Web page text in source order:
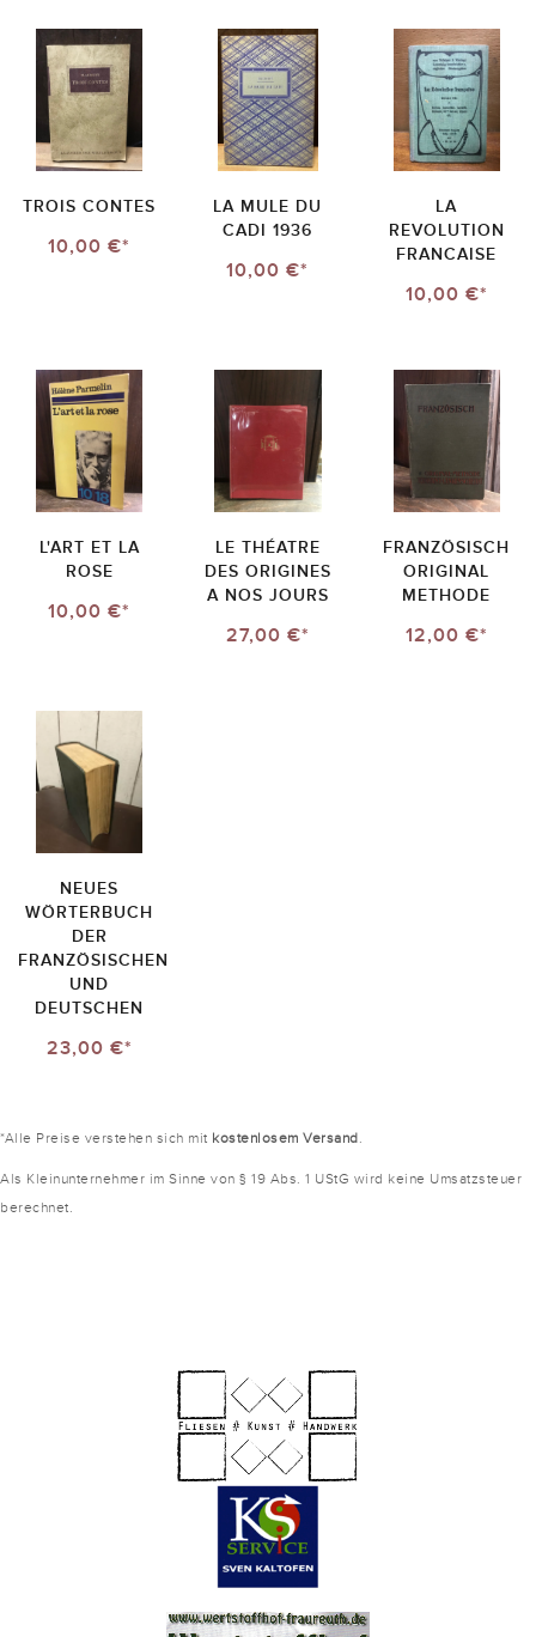
TROIS CONTES
10,00 €*
LA MULE DU
CADI 1936
10,00 €*
LA
REVOLUTION
FRANCAISE
10,00 €*
L'ART ET LA
ROSE
10,00 €*
LE THÉATRE
DES ORIGINES
A NOS JOURS
27,00 €*
FRANZÖSISCH
ORIGINAL
METHODE
12,00 €*
NEUES
WÖRTERBUCH
DER
FRANZÖSISCHEN
UND
DEUTSCHEN
23,00 €*
*Alle Preise verstehen sich mit kostenlosem Versand.
Als Kleinunternehmer im Sinne von § 19 Abs. 1 UStG wird keine Umsatzsteuer
berechnet.